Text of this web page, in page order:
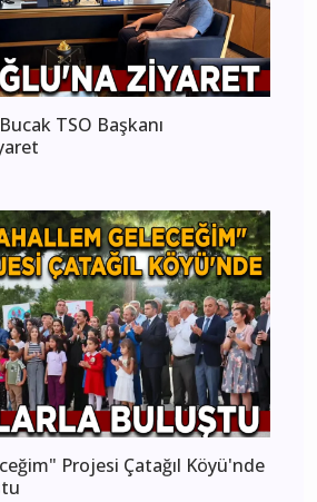
TSO Başkanı
Projesi Çatağıl Köyü'nde